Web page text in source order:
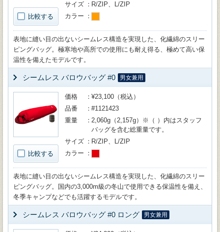
比較する
サイズ
R/ZIP、L/ZIP
カラー
表地に縫い目の出ないシームレス構造を実現した、化繊綿のスリー
ピングバッグ。極寒地や高所での使用にも耐え得る、極めて高い保
温性を備えたモデルです。
シームレス バロウバッグ #0 男女兼用
比較する
価格
¥23,100（税込）
品番
#1121423
重量
2,060g（2,157g）※（ ）内はスタッフ
バッグを含む総重量です。
サイズ
R/ZIP、L/ZIP
カラー
表地に縫い目の出ないシームレス構造を実現した、化繊綿のスリー
ピングバッグ。国内の3,000m級の冬山で使用できる保温性を備え、
冬季キャンプなどでも活躍するモデルです。
シームレス バロウバッグ #0 ロング 男女兼用